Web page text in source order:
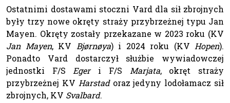
Ostatnimi dostawami stoczni Vard dla sił zbrojnych
były trzy nowe okręty straży przybrzeżnej typu Jan
Mayen. Okręty zostały przekazane w 2023 roku (KV
Jan Mayen, KV Bjørnøya) i 2024 roku (KV Hopen).
Ponadto Vard dostarczył służbie wywiadowczej
jednostki F/S Egeri F/S Marjata, okręt straży
przybrzeżnej KV Harstadoraz jedyny lodołamacz sił
zbrojnych, KV Svalbard.